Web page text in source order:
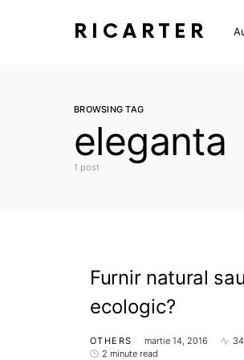
RICARTER
BROWSING TAG
eleganta
1 post
Furnir natural
ecologic?
OTHERS martie 14, 2016
2 minute read